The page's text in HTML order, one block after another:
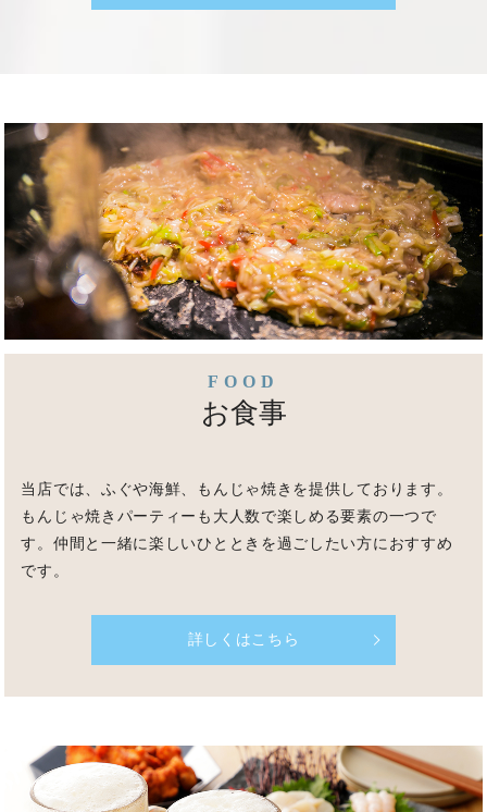
FOOD
お食事
当店では、ふぐや海鮮、もんじゃ焼きを提供しております。
もんじゃ焼きパーティーも大人数で楽しめる要素の一つで
す。 仲間と一緒に楽しいひとときを過ごしたい方におすすめ
です。
詳しくはこちら